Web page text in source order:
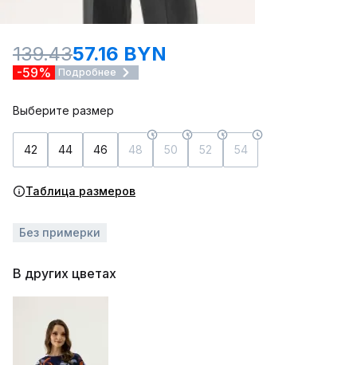
139.4357.16 BYN
-59% Подробнее
Выберите размер
42 44 46 48 50 52 54
Таблица размеров
Без примерки
В других цветах